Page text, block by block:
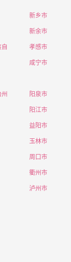
新乡市
新余市
孝感市
咸宁市
阳泉市
阳江市
益阳市
玉林市
周口市
衢州市
泸州市